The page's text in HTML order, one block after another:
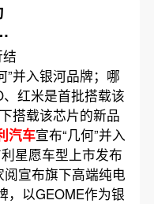
”并入银河品牌；哪
红米是首批搭载该
搭载该芯片的新品
汽车宣布“几何”并入
星愿车型上市发布
宣布旗下高端纯电
，以GEOME作为银